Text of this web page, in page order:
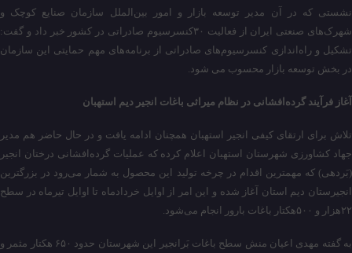
نشستی که در آن مدیر توسعه بازار و امور بین‌الملل سازمان صنایع کوچک و
شهرک‌های صنعتی ایران از فعالیت ۳۰کنسرسیوم صادراتی در کشور خبر داد و گفت:
تشکیل و راه‌اندازی کنسرسیوم‌های صادراتی از برنامه‌های مهم حمایتی این سازمان
در بخش توسعه بازار محسوب می شود.
آغاز فرآیند گرده‌افشانی در نظام میراثی باغات انجیر دیم استهبان
تلاش برای ارتقای کیفی انجیر استهبان همچنان ادامه یافت و در حال حاضر هم مدیر
جهاد کشاورزی شهرستان استهبان اعلام کرده که عملیات گرده‌افشانی درختان انجیر
(بَردهی) که مهمترین اقدام در چرخه تولید این محصول به شمار می‌رود در بزرگترین
انجیرستان دیم استان آغاز شده و این امر از اوایل خردادماه تا اوایل تیرماه در سطح
۲۲هزار و ۵۰۰هکتار باغات بارور انجام می‌شود.
به گفته مهدی اعیان منش سطح باغات بَرانجیر این شهرستان حدود ۶۵۰ هکتار مثمر و